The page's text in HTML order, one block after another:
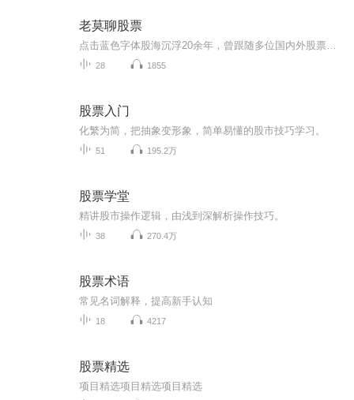
老莫聊股票
28 1855
股票入门
化繁为简，把抽象变形象，简单易懂的股市技巧学习。
51 195.2万
股票学堂
精讲股市操作逻辑，由浅到深解析操作技巧。
38 270.4万
股票术语
常见名词解释，提高新手认知
18 4217
股票精选
项目精选项目精选项目精选